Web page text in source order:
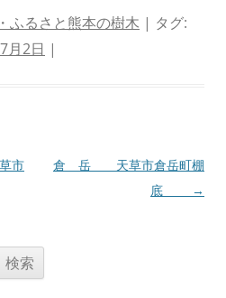
ふるさと熊本の樹木 | タグ:
月2日 |
市
倉 岳 天草市倉岳町棚
底
→